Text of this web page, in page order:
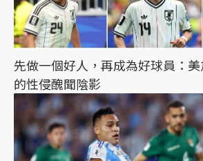
先做一個好人，再成為好球員：
的性侵醜聞陰影